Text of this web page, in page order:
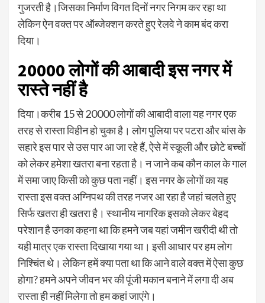
गुजरती है।जिसका निर्माण विगत दिनों नगर निगम कर रहा था
लेकिन ऐन वक्त पर ऑब्जेक्शन करते हुए रेलवे ने काम बंद करा
दिया।
20000 लोगों की आबादी इस नगर में
रास्ते नहीं है
दिया।करीब 15 से 20000 लोगों की आबादी वाला यह नगर एक
तरह से रास्ता विहीन हो चुका है। लोग पुलिया पर पटरा और बांस के
सहारे इस पार से उस पार आ जा रहे हैं, ऐसे में स्कूली और छोटे बच्चों
को लेकर हमेशा खतरा बना रहता है। न जाने कब कौन काल के गाल
में समा जाए किसी को कुछ पता नहीं। इस नगर के लोगों का यह
रास्ता इस वक्त अग्निपथ की तरह नजर आ रहा है जहां चलते हुए
सिर्फ खतरा ही खतरा है। स्थानीय नागरिक इसको लेकर बेहद
परेशान है उनका कहना था कि हमने जब यहां जमीन खरीदी थी तो
यही मात्र एक रास्ता दिखाया गया था। इसी आधार पर हम लोग
निश्चिंत थे। लेकिन हमें क्या पता था कि आने वाले वक्त में ऐसा कुछ
होगा? हमने अपने जीवन भर की पूंजी मकान बनाने में लगा दी अब
रास्ता ही नहीं मिलेगा तो हम कहां जाएंगे।